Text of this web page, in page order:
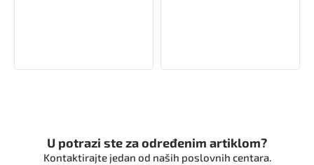
U potrazi ste za određenim artiklom?
Kontaktirajte jedan od naših poslovnih centara.